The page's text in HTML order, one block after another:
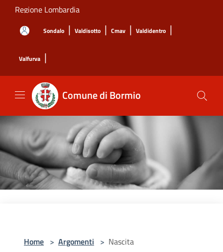
Salta al contenuto principale
Regione Lombardia
Sondalo | Valdisotto | Cmav | Valdidentro |
Valfurva |
Comune di Bormio
Home > Argomenti > Nascita